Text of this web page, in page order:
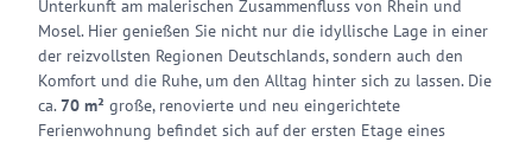
Unterkunft am malerischen Zusammenfluss von Rhein und
Mosel. Hier genießen Sie nicht nur die idyllische Lage in einer
der reizvollsten Regionen Deutschlands, sondern auch den
Komfort und die Ruhe, um den Alltag hinter sich zu lassen. Die
ca.70 m² große, renovierte und neu eingerichtete
Ferienwohnung befindet sich auf der ersten Etage eines